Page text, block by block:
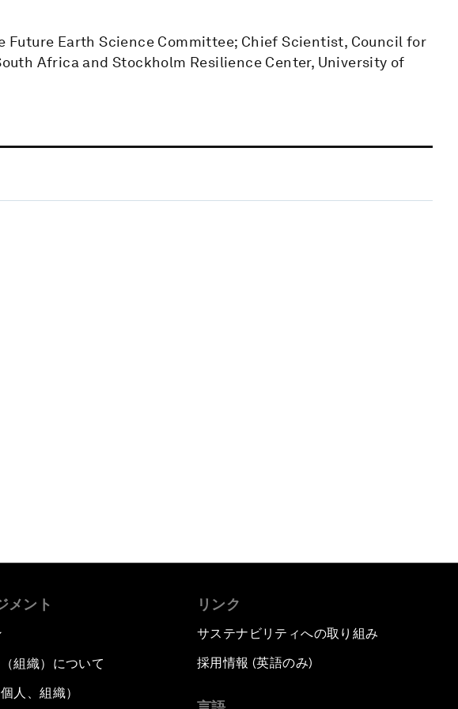
Future Earth Science Committee; Chief Scientist, Council for
Africa and Stockholm Resilience Center, University of
メント
組織）について
人、組織）
リンク
サステナビリティへの取り組み
採用情報 (英語のみ)